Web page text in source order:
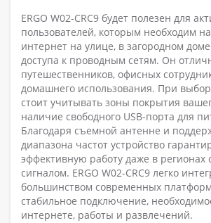
ERGO W02-CRC9 будет полезен для
пользователей, которым необходим
интернет на улице, в загородном
доступа к проводным сетям. Он
путешественников, офисных
домашнего использования. При
стоит учитывать зоны покрытия
наличие свободного USB-порта для
Благодаря съемной антенне и
диапазона частот устройство
эффективную работу даже в регионах
сигналом. ERGO W02-CRC9 легко
большинством современных
стабильное подключение,
интернете, работы и развлечений.